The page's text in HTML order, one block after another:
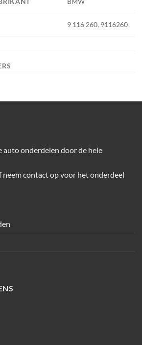
9 116 260, 9116260
onderdelen door de hele
neem contact op voor het onderdeel